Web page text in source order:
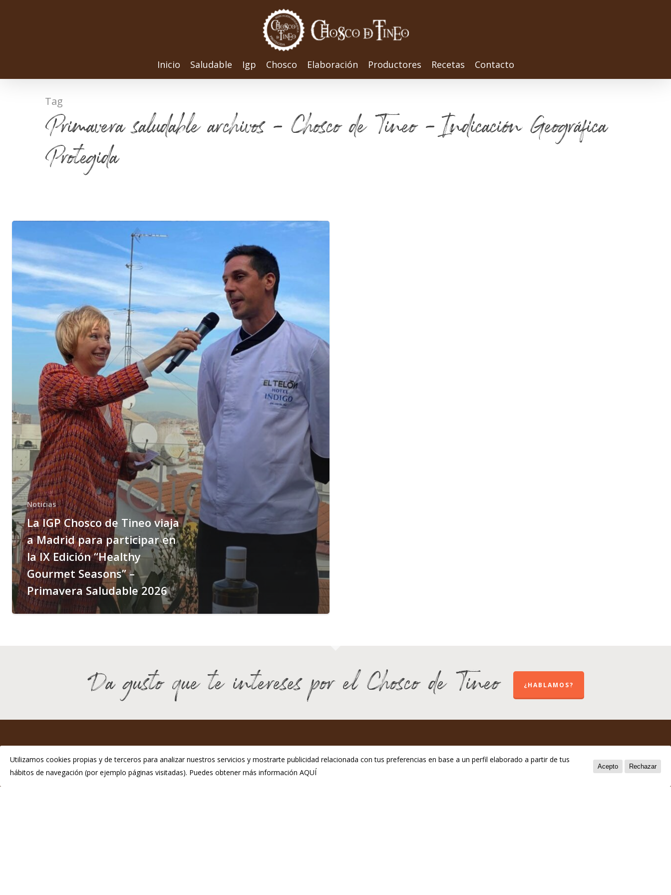
Inicio Saludable Igp Chosco Elaboración Productores Recetas Contacto
Tag
Primavera saludable archivos - Chosco de Tineo - Indicación Geográfica
Protegida
Noticias
La IGP Chosco de Tineo viaja
a Madrid para participar en
la IX Edición “Healthy
Gourmet Seasons” –
Primavera Saludable 2026
Da gusto que te intereses por el Chosco de Tineo ¿HABLAMOS?
C.P.E. de Tineo
Pol. Ind. La Curiscada
Utilizamos cookies propias y de terceros para analizar nuestros servicios y mostrarte publicidad relacionada con tus preferencias en base a un perfil elaborado a partir de tus
hábitos de navegación (por ejemplo páginas visitadas). Puedes obtener más información AQUÍ
Acepto Rechazar